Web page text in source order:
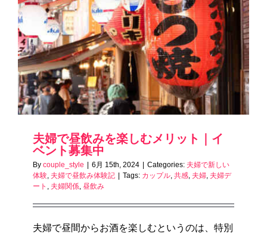
夫婦で昼飲みを楽しむメリット｜イ
ベント募集中
By couple_style 6月 15th, 2024 Categories: 夫婦で新しい
体験, 夫婦で昼飲み体験記 Tags: カップル, 共感, 夫婦, 夫婦デ
ート , 夫婦関係, 昼飲み
夫婦で昼間からお酒を楽しむというのは、特別